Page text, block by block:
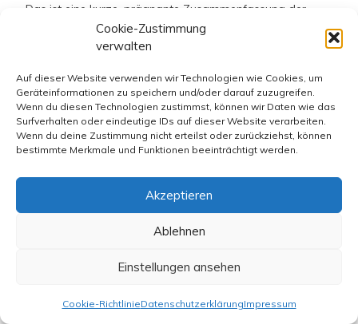
Cookie-Zustimmung
verwalten
Auf dieser Website verwenden wir Technologien wie Cookies, um
Geräteinformationen zu speichern und/oder darauf zuzugreifen.
Wenn du diesen Technologien zustimmst, können wir Daten wie das
Surfverhalten oder eindeutige IDs auf dieser Website verarbeiten.
Wenn du deine Zustimmung nicht erteilst oder zurückziehst, können
bestimmte Merkmale und Funktionen beeinträchtigt werden.
Akzeptieren
Ablehnen
Einstellungen ansehen
Cookie-RichtlinieDatenschutzerklärungImpressum
Das ist eine kurze, prägnante Zusammenfassung der
Leihmutterschaft. Nicht der Mann und seine
Reproduktionswünsche stehen im Mittelpunkt sondern die
Siegfried Kowallek zuPrivates ist immer auch
politisch
30. Juli 2026
@ Roy B. Kullmann Den Schlusssatz, vielleicht ginge
wenn auch Friedrich Merz…
Dr. Ulf DöbertzuPrivates ist immer auch politisch
Hayer (im FR-Artikel zur Leihmutterschaft, Anm. Bronski)